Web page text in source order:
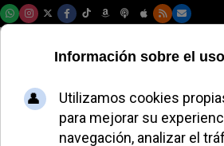
Matteo Bruni